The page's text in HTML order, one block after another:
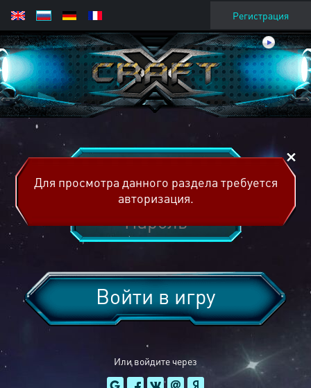
Регистрация
Или войдите через
Войти в игру
Для просмотра данного раздела требуется
авторизация.